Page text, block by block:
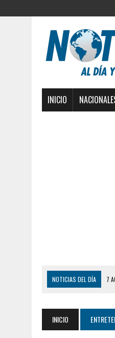
INICIO
NOTICIAS DEL DÍA 6
5 AGOSTO, 2026 |
INICIO